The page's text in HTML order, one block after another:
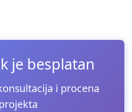
je besplatan
i procena